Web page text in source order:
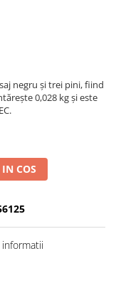
negru și trei pini, fiind
0,028 kg și este
COS